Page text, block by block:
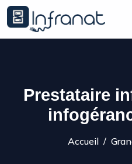
Prestataire
Accueil